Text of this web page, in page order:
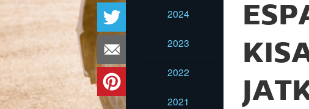
2024
2023
2022
2021